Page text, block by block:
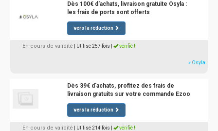
Dès 100€ d'achats, livraison gratuite Osyla :
les frais de ports sont offerts
vers la réduction
En cours de validité | Utilisé 257 fois vérifié !
» Osyla
Dès 39€ d'achats, profitez des frais de
livraison gratuits sur votre commande Ezoo
vers la réduction
En cours de validité | Utilisé 214 fois vérifié !